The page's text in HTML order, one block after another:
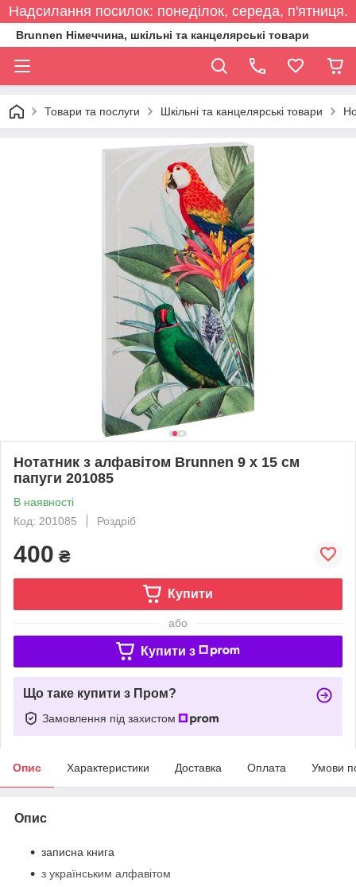
Надсилання посилок: понеділок, середа, п'ятниця.
Brunnen Німеччина, шкільні та канцелярські товари
Товари та послуги Шкільні та канцелярські товари
Нотатник з алфавітом Brunnen 9 x 15 см
папуги 201085
В наявності
Код: 201085
Роздріб
400 ₴
Купити
або
Купити з
Що таке купити з Пром?
Замовлення під захистом
Опис Характеристики Доставка Оплата Умови
Опис
записна книга
з українським алфавітом